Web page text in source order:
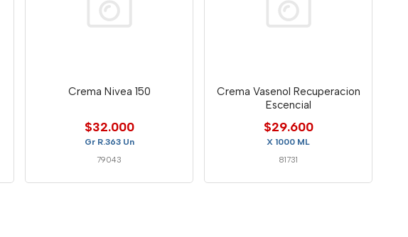
Crema Nivea 150
$32.000
Gr R.363 Un
79043
Crema Vasenol Recuperacion
Escencial
$29.600
X 1000 ML
81731